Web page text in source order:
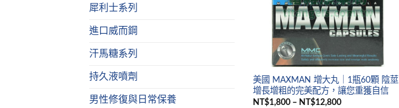
犀利士系列
進口威而鋼
汗馬糖系列
持久液噴劑
男性修復與日常保養
美國 MAXMAN 增大丸｜1瓶60顆 陰莖
增長增粗的完美配方，讓您重獲自信
NT$1,800 – NT$12,800